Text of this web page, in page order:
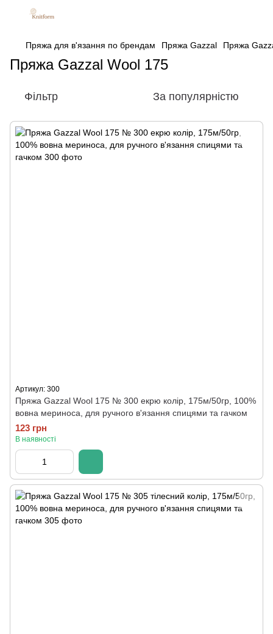
Пряжа для в'язання по брендам Пряжа Gazzal Пряжа
Пряжа Gazzal Wool 175
Фільтр За популярністю
Артикул: 300
Пряжа Gazzal Wool 175 № 300 екрю колір, 175м/50гр, 100%
вовна мериноса, для ручного в'язання спицями та гачком
123 грн
В наявності